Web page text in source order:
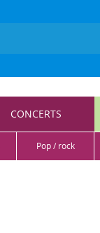
CONCERTS
pop / rock